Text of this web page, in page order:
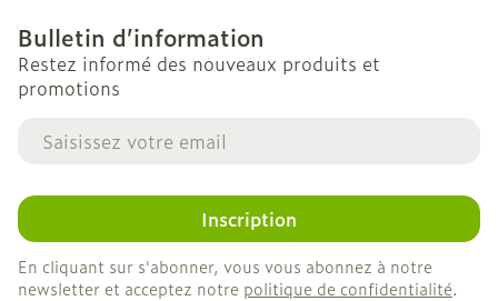
Bulletin d’information
Restez informé des nouveaux produits et
promotions
Adresse mail
Inscription
En cliquant sur s'abonner, vous vous abonnez à notre
newsletter et acceptez notre politique de confidentialité.